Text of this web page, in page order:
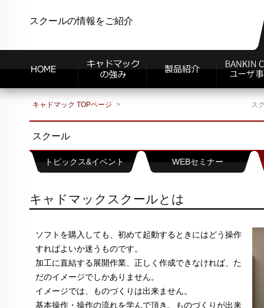
スクールの情報をご紹介
キャドマック TOPページ ス
スクール
トピックス&イベント WEBセミナー
キャドマックスクールとは
ソフトを購入しても、初めて起動するときにはどう操作
すればよいか迷うものです。
加工に直結する展開作業、正しく作成できなければ、た
だのイメージでしかありません。
イメージでは、ものづくりは出来ません。
基本操作・操作の流れを学んで頂き、ものづくりが出来